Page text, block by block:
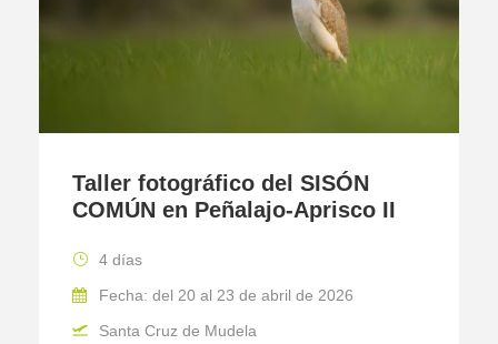
Taller fotográfico del SISÓN
COMÚN en Peñalajo-Aprisco II
4 días
Fecha: del 20 al 23 de abril de 2026
Santa Cruz de Mudela